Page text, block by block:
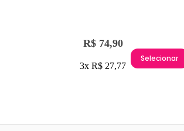
R$ 74,90
3x R$ 27,77
Selecionar